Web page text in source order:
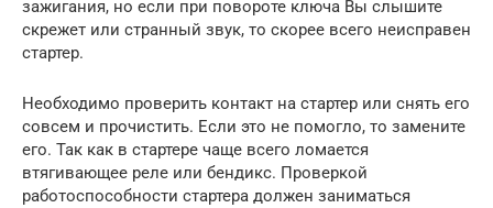
зажигания, но если при повороте ключа Вы слышите
скрежет или странный звук, то скорее всего неисправен
стартер.
Необходимо проверить контакт на стартер или снять его
совсем и прочистить. Если это не помогло, то замените
его. Так как в стартере чаще всего ломается
втягивающее реле или бендикс. Проверкой
работоспособности стартера должен заниматься